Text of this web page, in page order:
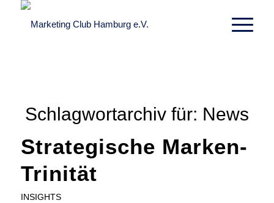
Schlagwortarchiv für: News
Strategische Marken-
Trinität
INSIGHTS